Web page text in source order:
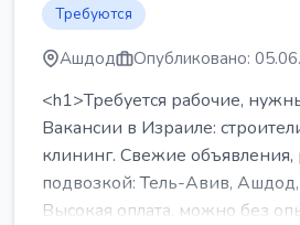
Требуются
Ашдод Опубликовано:
<h1>Требуется рабочие,
Вакансии в Израиле:
клининг. Свежие объявления,
подвозкой: Тель-Авив,
Высокая оплата, можно без